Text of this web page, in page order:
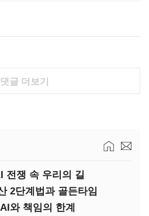
댓글 더보기
전쟁 속 우리의 길
2단계법과 골든타임
와 책임의 한계